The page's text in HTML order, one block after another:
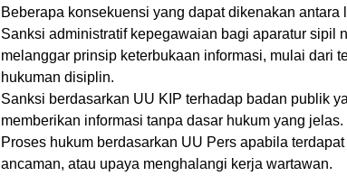
Beberapa konsekuensi yang dapat dikenakan antara
Sanksi administratif kepegawaian bagi aparatur sipil
melanggar prinsip keterbukaan informasi, mulai dari
hukuman disiplin.
Sanksi berdasarkan UU KIP terhadap badan publik
memberikan informasi tanpa dasar hukum yang jelas.
Proses hukum berdasarkan UU Pers apabila
ancaman, atau upaya menghalangi kerja wartawan.